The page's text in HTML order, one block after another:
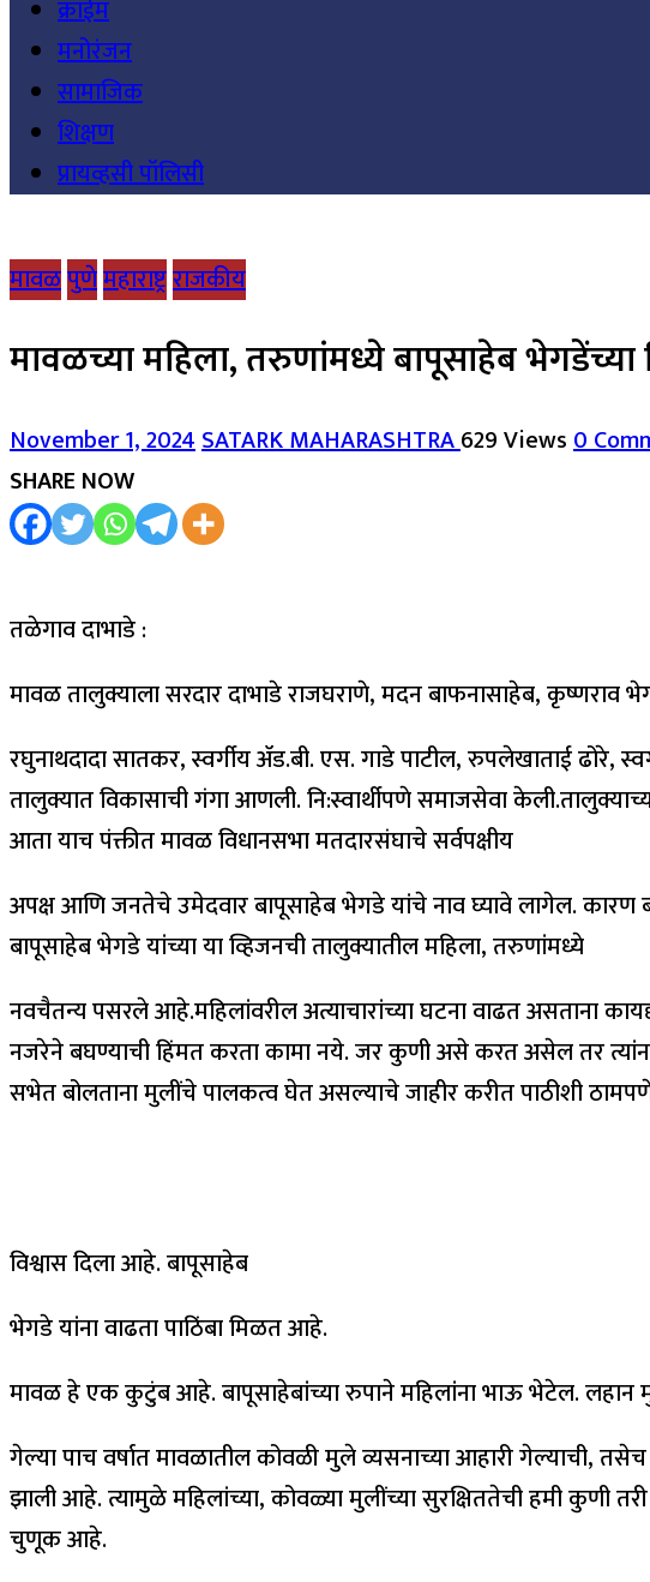
क्राईम
मनोरंजन
सामाजिक
शिक्षण
प्रायव्हसी पॉलिसी
मावळपुणेमहाराष्ट्रराजकीय
मावळच्या महिला, तरुणांमध्ये बापूसाहेब भेगडेंच्या
November 1, 2024SATARK MAHARASHTRA629 Views0
SHARE NOW
तळेगाव दाभाडे :
मावळ तालुक्याला सरदार दाभाडे राजघराणे, मदन बाफनासाहेब, कृष्णराव
रघुनाथदादा सातकर, स्वर्गीय ॲड.बी. एस. गाडे पाटील, रुपलेखाताई ढोरे,
तालुक्यात विकासाची गंगा आणली. नि:स्वार्थीपणे समाजसेवा
आता याच पंक्तीत मावळ विधानसभा मतदारसंघाचे सर्वपक्षीय
अपक्ष आणि जनतेचे उमेदवार बापूसाहेब भेगडे यांचे नाव घ्यावे लागेल. कारण
बापूसाहेब भेगडे यांच्या या व्हिजनची तालुक्यातील महिला, तरुणांमध्ये
नवचैतन्य पसरले आहे.महिलांवरील अत्याचारांच्या घटना वाढत असताना
नजरेने बघण्याची हिंमत करता कामा नये. जर कुणी असे करत असेल तर
सभेत बोलताना मुलींचे पालकत्व घेत असल्याचे जाहीर करीत पाठीशी ठामपणे
विश्वास दिला आहे. बापूसाहेब
भेगडे यांना वाढता पाठिंबा मिळत आहे.
मावळ हे एक कुटुंब आहे. बापूसाहेबांच्या रुपाने महिलांना भाऊ भेटेल.
गेल्या पाच वर्षात मावळातील कोवळी मुले व्यसनाच्या आहारी गेल्याची,
झाली आहे. त्यामुळे महिलांच्या, कोवळ्या मुलींच्या सुरक्षिततेची हमी कुणी
चुणूक आहे.